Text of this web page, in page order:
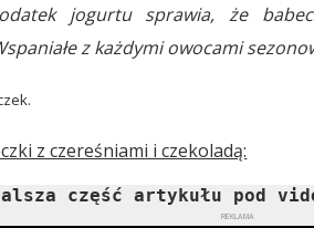
jogurtu sprawia, że
z każdymi owocami
z czereśniami i czekoladą:
część artykułu pod
REKLAMA